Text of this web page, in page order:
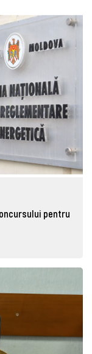
pentru